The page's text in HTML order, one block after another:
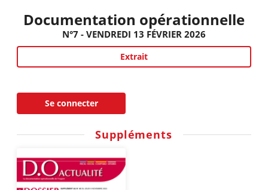
Documentation opérationnelle
N°7 - VENDREDI 13 FÉVRIER 2026
Extrait
Se connecter
Suppléments